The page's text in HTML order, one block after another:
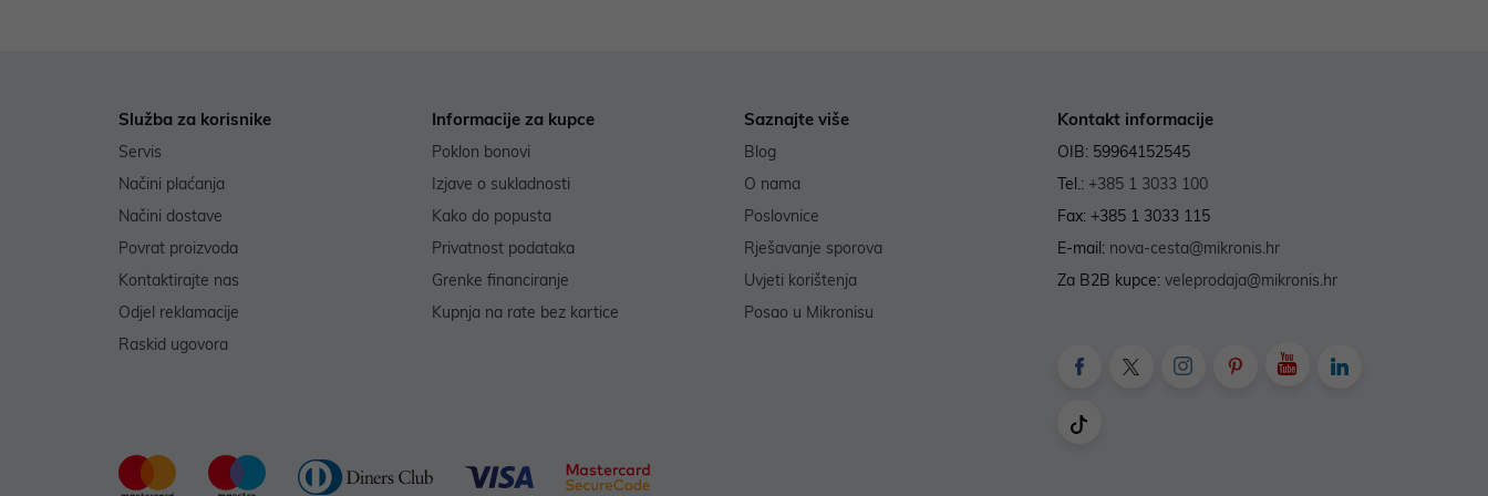
Služba za korisnike
Servis
Načini plaćanja
Načini dostave
Povrat proizvoda
Kontaktirajte nas
Odjel reklamacije
Raskid ugovora
Informacije za kupce
Poklon bonovi
Izjave o sukladnosti
Kako do popusta
Privatnost podataka
Grenke financiranje
Kupnja na rate bez kartice
Saznajte više
Blog
O nama
Poslovnice
Rješavanje sporova
Uvjeti korištenja
Posao u Mikronisu
Kontakt informacije
OIB: 59964152545
Tel.: +385 1 3033 100
Fax: +385 1 3033 115
E-mail: nova-cesta@mikronis.hr
Za B2B kupce: veleprodaja@mikronis.hr